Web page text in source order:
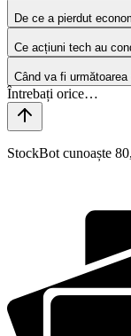
De ce a pierdut
Ce acțiuni tech au
Când va fi
StockBot cunoaște